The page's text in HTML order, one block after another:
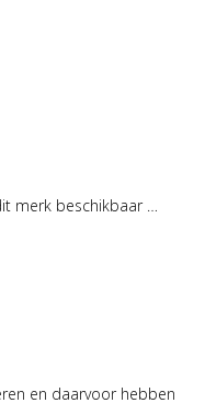
merk beschikbaar …
en daarvoor hebben